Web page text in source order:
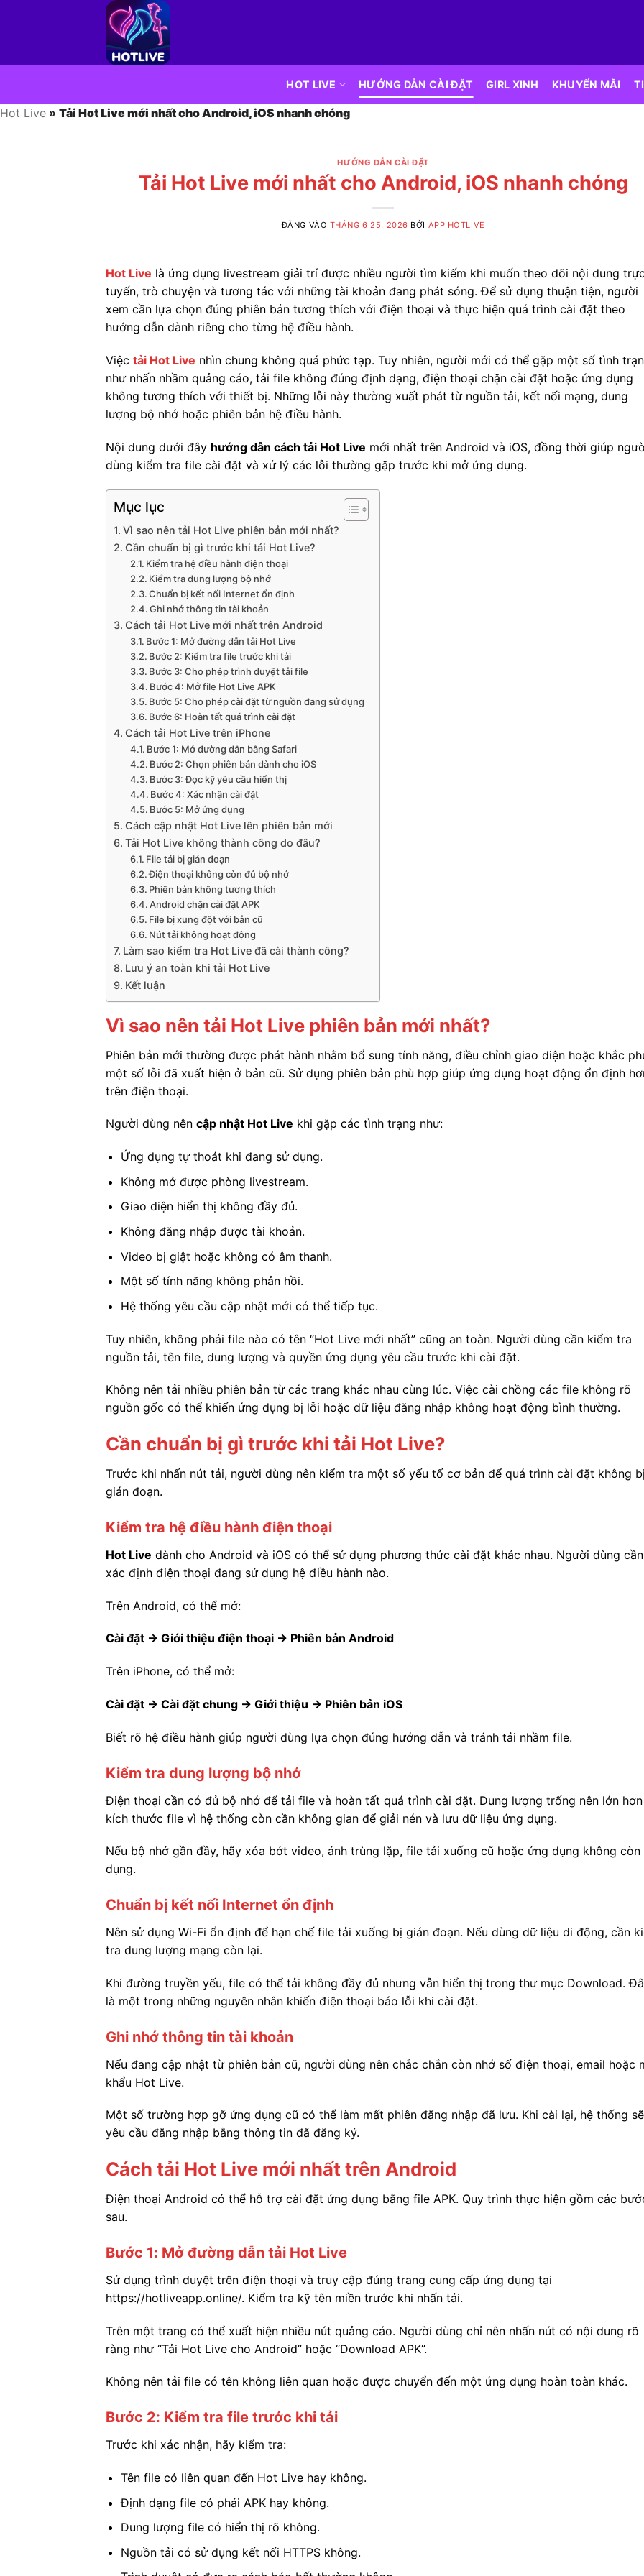
dung
HOT LIVE HƯỚNG DẪN CÀI ĐẶT GIRL XINH KHUYẾN MÃI
Hot Live » Tải Hot Live mới nhất cho Android, iOS nhanh chóng
HƯỚNG DẪN CÀI ĐẶT
Tải Hot Live mới nhất cho Android, iOS nhanh chóng
ĐĂNG VÀO THÁNG 6 25, 2026 BỞI APP HOTLIVE
Hot Live là ứng dụng livestream giải trí được nhiều người tìm kiếm khi muốn theo dõi nội dung
tuyến, trò chuyện và tương tác với những tài khoản đang phát sóng. Để sử dụng thuận tiện, người
xem cần lựa chọn đúng phiên bản tương thích với điện thoại và thực hiện quá trình cài đặt theo
hướng dẫn dành riêng cho từng hệ điều hành.
Việc tải Hot Live nhìn chung không quá phức tạp. Tuy nhiên, người mới có thể gặp một số tình
như nhấn nhầm quảng cáo, tải file không đúng định dạng, điện thoại chặn cài đặt hoặc ứng dụng
không tương thích với thiết bị. Những lỗi này thường xuất phát từ nguồn tải, kết nối mạng, dung
lượng bộ nhớ hoặc phiên bản hệ điều hành.
Nội dung dưới đây hướng dẫn cách tải Hot Live mới nhất trên Android và iOS, đồng thời giúp
dùng kiểm tra file cài đặt và xử lý các lỗi thường gặp trước khi mở ứng dụng.
Mục lục
Vì sao nên tải Hot Live phiên bản mới nhất?
Cần chuẩn bị gì trước khi tải Hot Live?
Kiểm tra hệ điều hành điện thoại
Kiểm tra dung lượng bộ nhớ
Chuẩn bị kết nối Internet ổn định
Ghi nhớ thông tin tài khoản
Cách tải Hot Live mới nhất trên Android
Bước 1: Mở đường dẫn tải Hot Live
Bước 2: Kiểm tra file trước khi tải
Bước 3: Cho phép trình duyệt tải file
Bước 4: Mở file Hot Live APK
Bước 5: Cho phép cài đặt từ nguồn đang sử dụng
Bước 6: Hoàn tất quá trình cài đặt
Cách tải Hot Live trên iPhone
Bước 1: Mở đường dẫn bằng Safari
Bước 2: Chọn phiên bản dành cho iOS
Bước 3: Đọc kỹ yêu cầu hiển thị
Bước 4: Xác nhận cài đặt
Bước 5: Mở ứng dụng
Cách cập nhật Hot Live lên phiên bản mới
Tải Hot Live không thành công do đâu?
File tải bị gián đoạn
Điện thoại không còn đủ bộ nhớ
Phiên bản không tương thích
Android chặn cài đặt APK
File bị xung đột với bản cũ
Nút tải không hoạt động
Làm sao kiểm tra Hot Live đã cài thành công?
Lưu ý an toàn khi tải Hot Live
Kết luận
Vì sao nên tải Hot Live phiên bản mới nhất?
Phiên bản mới thường được phát hành nhằm bổ sung tính năng, điều chỉnh giao diện hoặc khắc
một số lỗi đã xuất hiện ở bản cũ. Sử dụng phiên bản phù hợp giúp ứng dụng hoạt động ổn định
trên điện thoại.
Người dùng nên cập nhật Hot Live khi gặp các tình trạng như:
Ứng dụng tự thoát khi đang sử dụng.
Không mở được phòng livestream.
Giao diện hiển thị không đầy đủ.
Không đăng nhập được tài khoản.
Video bị giật hoặc không có âm thanh.
Một số tính năng không phản hồi.
Hệ thống yêu cầu cập nhật mới có thể tiếp tục.
Tuy nhiên, không phải file nào có tên “Hot Live mới nhất” cũng an toàn. Người dùng cần kiểm tra
nguồn tải, tên file, dung lượng và quyền ứng dụng yêu cầu trước khi cài đặt.
Không nên tải nhiều phiên bản từ các trang khác nhau cùng lúc. Việc cài chồng các file không rõ
nguồn gốc có thể khiến ứng dụng bị lỗi hoặc dữ liệu đăng nhập không hoạt động bình thường.
Cần chuẩn bị gì trước khi tải Hot Live?
Trước khi nhấn nút tải, người dùng nên kiểm tra một số yếu tố cơ bản để quá trình cài đặt không
gián đoạn.
Kiểm tra hệ điều hành điện thoại
Hot Live dành cho Android và iOS có thể sử dụng phương thức cài đặt khác nhau. Người dùng cần
xác định điện thoại đang sử dụng hệ điều hành nào.
Trên Android, có thể mở:
Cài đặt → Giới thiệu điện thoại → Phiên bản Android
Trên iPhone, có thể mở:
Cài đặt → Cài đặt chung → Giới thiệu → Phiên bản iOS
Biết rõ hệ điều hành giúp người dùng lựa chọn đúng hướng dẫn và tránh tải nhầm file.
Kiểm tra dung lượng bộ nhớ
Điện thoại cần có đủ bộ nhớ để tải file và hoàn tất quá trình cài đặt. Dung lượng trống nên lớn hơn
kích thước file vì hệ thống còn cần không gian để giải nén và lưu dữ liệu ứng dụng.
Nếu bộ nhớ gần đầy, hãy xóa bớt video, ảnh trùng lặp, file tải xuống cũ hoặc ứng dụng không còn
dụng.
Chuẩn bị kết nối Internet ổn định
Nên sử dụng Wi-Fi ổn định để hạn chế file tải xuống bị gián đoạn. Nếu dùng dữ liệu di động, cần
tra dung lượng mạng còn lại.
Khi đường truyền yếu, file có thể tải không đầy đủ nhưng vẫn hiển thị trong thư mục Download.
là một trong những nguyên nhân khiến điện thoại báo lỗi khi cài đặt.
Ghi nhớ thông tin tài khoản
Nếu đang cập nhật từ phiên bản cũ, người dùng nên chắc chắn còn nhớ số điện thoại, email hoặc
khẩu Hot Live.
Một số trường hợp gỡ ứng dụng cũ có thể làm mất phiên đăng nhập đã lưu. Khi cài lại, hệ thống sẽ
yêu cầu đăng nhập bằng thông tin đã đăng ký.
Cách tải Hot Live mới nhất trên Android
Điện thoại Android có thể hỗ trợ cài đặt ứng dụng bằng file APK. Quy trình thực hiện gồm các
sau.
Bước 1: Mở đường dẫn tải Hot Live
Sử dụng trình duyệt trên điện thoại và truy cập đúng trang cung cấp ứng dụng tại
https://hotliveapp.online/. Kiểm tra kỹ tên miền trước khi nhấn tải.
Trên một trang có thể xuất hiện nhiều nút quảng cáo. Người dùng chỉ nên nhấn nút có nội dung rõ
ràng như “Tải Hot Live cho Android” hoặc “Download APK”.
Không nên tải file có tên không liên quan hoặc được chuyển đến một ứng dụng hoàn toàn khác.
Bước 2: Kiểm tra file trước khi tải
Trước khi xác nhận, hãy kiểm tra:
Tên file có liên quan đến Hot Live hay không.
Định dạng file có phải APK hay không.
Dung lượng file có hiển thị rõ không.
Nguồn tải có sử dụng kết nối HTTPS không.